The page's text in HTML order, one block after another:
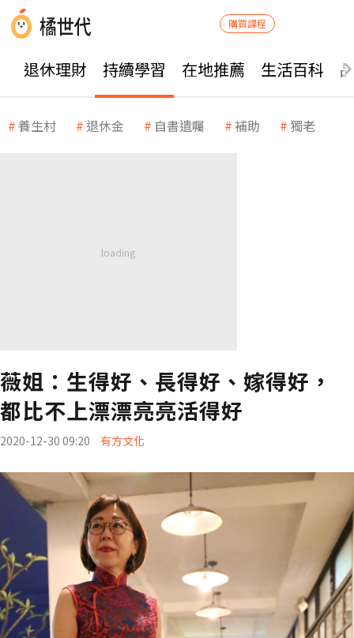
購買課程
退休理財 持續學習 在地推薦 生活百科
養生村 退休金 自書遺囑 補助 獨老
薇姐：生得好、長得好、嫁得好，
都比不上漂漂亮亮活得好
2020-12-30 09:20 有方文化